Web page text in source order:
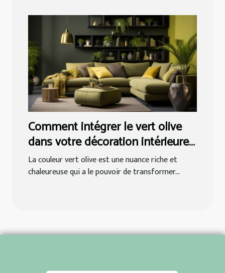
Comment intégrer le vert olive
dans votre décoration intérieure
pour revitaliser votre espace
La couleur vert olive est une nuance riche et
chaleureuse qui a le pouvoir de transformer...